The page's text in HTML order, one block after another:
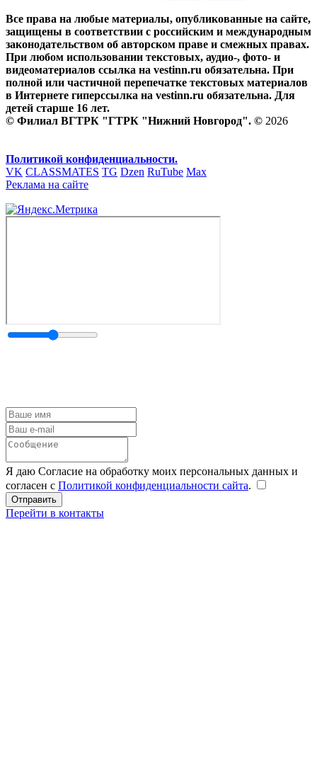
Все права на любые материалы, опубликованные на сайте,
защищены в соответствии с российским и международным
законодательством об авторском праве и смежных правах.
При любом использовании текстовых, аудио-, фото- и
видеоматериалов ссылка на vestinn.ru обязательна. При
полной или частичной перепечатке текстовых материалов
в Интернете гиперссылка на vestinn.ru обязательна. Для
детей старше 16 лет.
© Филиал ВГТРК "ГТРК "Нижний Новгород". © 2026
Политикой конфиденциальности.
VK CLASSMATES TG Dzen RuTube Max
Реклама на сайте
Я даю Согласие на обработку моих персональных данных и
согласен с Политикой конфиденциальности сайта.
Перейти в контакты